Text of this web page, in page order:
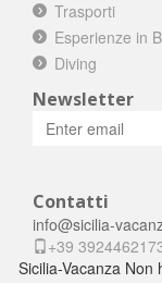
Trasporti
Esperienze in
Diving
Newsletter
Contatti
info@sicilia-
+39
Sicilia-Vacanza